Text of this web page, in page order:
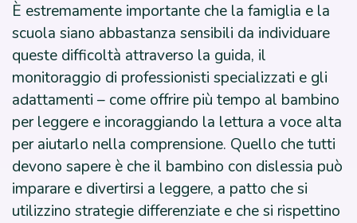
È estremamente importante che la famiglia e la
scuola siano abbastanza sensibili da individuare
queste difficoltà attraverso la guida, il
monitoraggio di professionisti specializzati e gli
adattamenti – come offrire più tempo al bambino
per leggere e incoraggiando la lettura a voce alta
per aiutarlo nella comprensione. Quello che tutti
devono sapere è che il bambino con dislessia può
imparare e divertirsi a leggere, a patto che si
utilizzino strategie differenziate e che si rispettino